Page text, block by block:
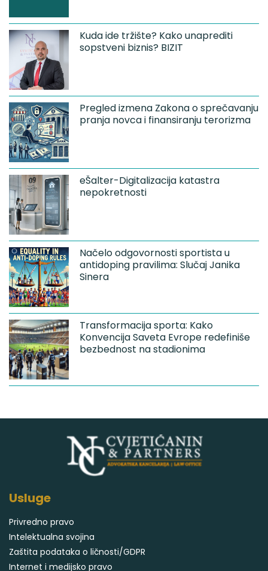
Kuda ide tržište? Kako unaprediti
sopstveni biznis? BIZIT
Pregled izmena Zakona o sprečavanju
pranja novca i finansiranju terorizma
eŠalter-Digitalizacija katastra
nepokretnosti
Načelo odgovornosti sportista u
antidoping pravilima: Slučaj Janika
Sinera
Transformacija sporta: Kako
Konvencija Saveta Evrope redefiniše
bezbednost na stadionima
Usluge
Privredno pravo
Intelektualna svojina
Zaštita podataka o ličnosti/GDPR
Internet i medijsko pravo